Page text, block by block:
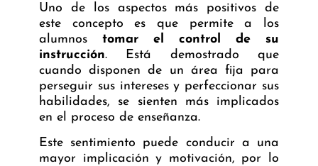
Uno de los aspectos más positivos de
este concepto es que permite a los
alumnos tomar el control de su
instrucción. Está demostrado que
cuando disponen de un área fija para
perseguir sus intereses y perfeccionar sus
habilidades, se sienten más implicados
en el proceso de enseñanza.
Este sentimiento puede conducir a una
mayor implicación y motivación, por lo